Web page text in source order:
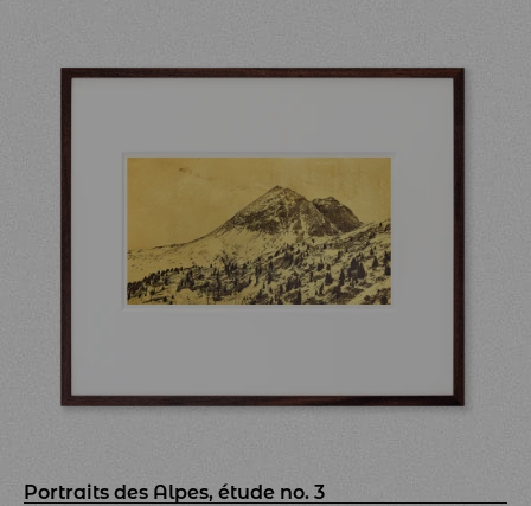
Portraits des Alpes, étude no. 3